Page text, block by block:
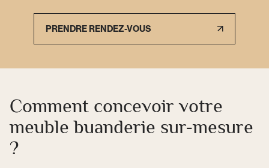
PRENDRE RENDEZ-VOUS
Comment concevoir votre
meuble buanderie sur-mesure
?